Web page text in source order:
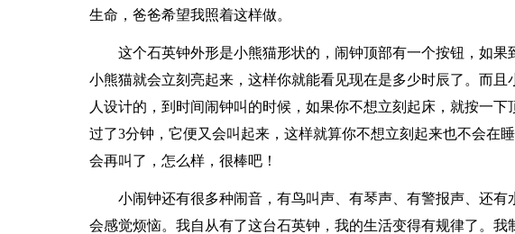
生命，爸爸希望我照着这样做。
这个石英钟外形是小熊猫形状的，闹钟顶部有一个按钮，如果
小熊猫就会立刻亮起来，这样你就能看见现在是多少时辰了。而
人设计的，到时间闹钟叫的时候，如果你不想立刻起床，就按一
过了3分钟，它便又会叫起来，这样就算你不想立刻起来也不会在
会再叫了，怎么样，很棒吧！
小闹钟还有很多种闹音，有鸟叫声、有琴声、有警报声、还
会感觉烦恼。我自从有了这台石英钟，我的生活变得有规律了。